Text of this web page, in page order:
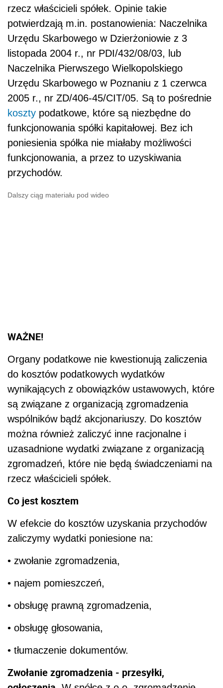
rzecz właścicieli spółek. Opinie takie
potwierdzają m.in. postanowienia: Naczelnika
Urzędu Skarbowego w Dzierżoniowie z 3
listopada 2004 r., nr PDI/432/08/03, lub
Naczelnika Pierwszego Wielkopolskiego
Urzędu Skarbowego w Poznaniu z 1 czerwca
2005 r., nr ZD/406-45/CIT/05. Są to pośrednie
koszty podatkowe, które są niezbędne do
funkcjonowania spółki kapitałowej. Bez ich
poniesienia spółka nie miałaby możliwości
funkcjonowania, a przez to uzyskiwania
przychodów.
Dalszy ciąg materiału pod wideo
WAŻNE!
Organy podatkowe nie kwestionują zaliczenia
do kosztów podatkowych wydatków
wynikających z obowiązków ustawowych, które
są związane z organizacją zgromadzenia
wspólników bądź akcjonariuszy. Do kosztów
można również zaliczyć inne racjonalne i
uzasadnione wydatki związane z organizacją
zgromadzeń, które nie będą świadczeniami na
rzecz właścicieli spółek.
Co jest kosztem
W efekcie do kosztów uzyskania przychodów
zaliczymy wydatki poniesione na:
• zwołanie zgromadzenia,
• najem pomieszczeń,
• obsługę prawną zgromadzenia,
• obsługę głosowania,
• tłumaczenie dokumentów.
Zwołanie zgromadzenia - przesyłki,